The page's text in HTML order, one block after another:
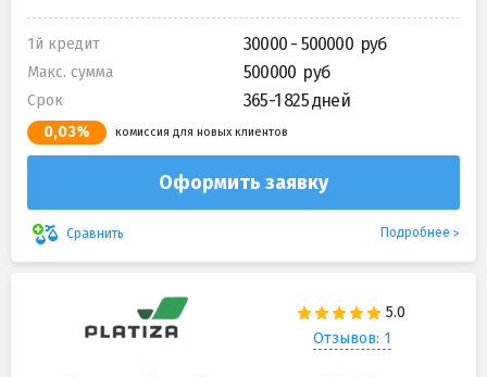
1й кредит 30000 - 500000
Макс. сумма 500000
Срок 365-1 825 дней
0,03% комиссия для новых клиентов
Оформить заявку
Сравнить Подробнее
Отзывов: 1